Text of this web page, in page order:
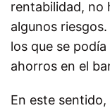
rentabilidad, no
algunos
los que se
ahorros en el
En este